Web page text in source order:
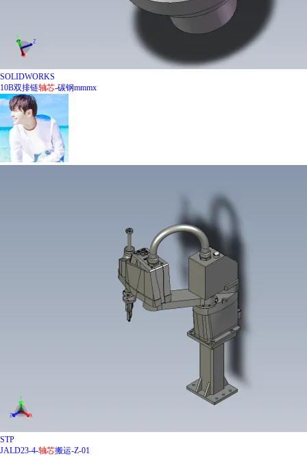
SOLIDWORKS
10B双排链轴芯-碳钢mmmx
STP
JALD23-4-轴芯搬运-Z-01